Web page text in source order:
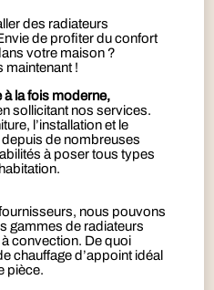
des radiateurs
de profiter du confort
votre maison ?
maintenant !
à la fois moderne,
sollicitant nos services.
l’installation et le
de nombreuses
à poser tous types
nous pouvons
gammes de radiateurs
convection. De quoi
chauffage d’appoint idéal
pièce.